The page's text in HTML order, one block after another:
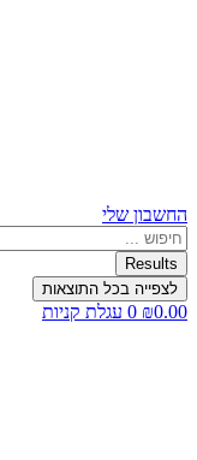
החשבון שלי
Search
...
Results
לצפייה בכל התוצאות
₪0.00
0 עגלת קניות